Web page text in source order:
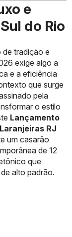
e
do Rio
de tradição e
exige algo a
e a eficiência
que surge
pela
o estilo
Lançamento
RJ
um casarão
de 12
que
alto padrão.